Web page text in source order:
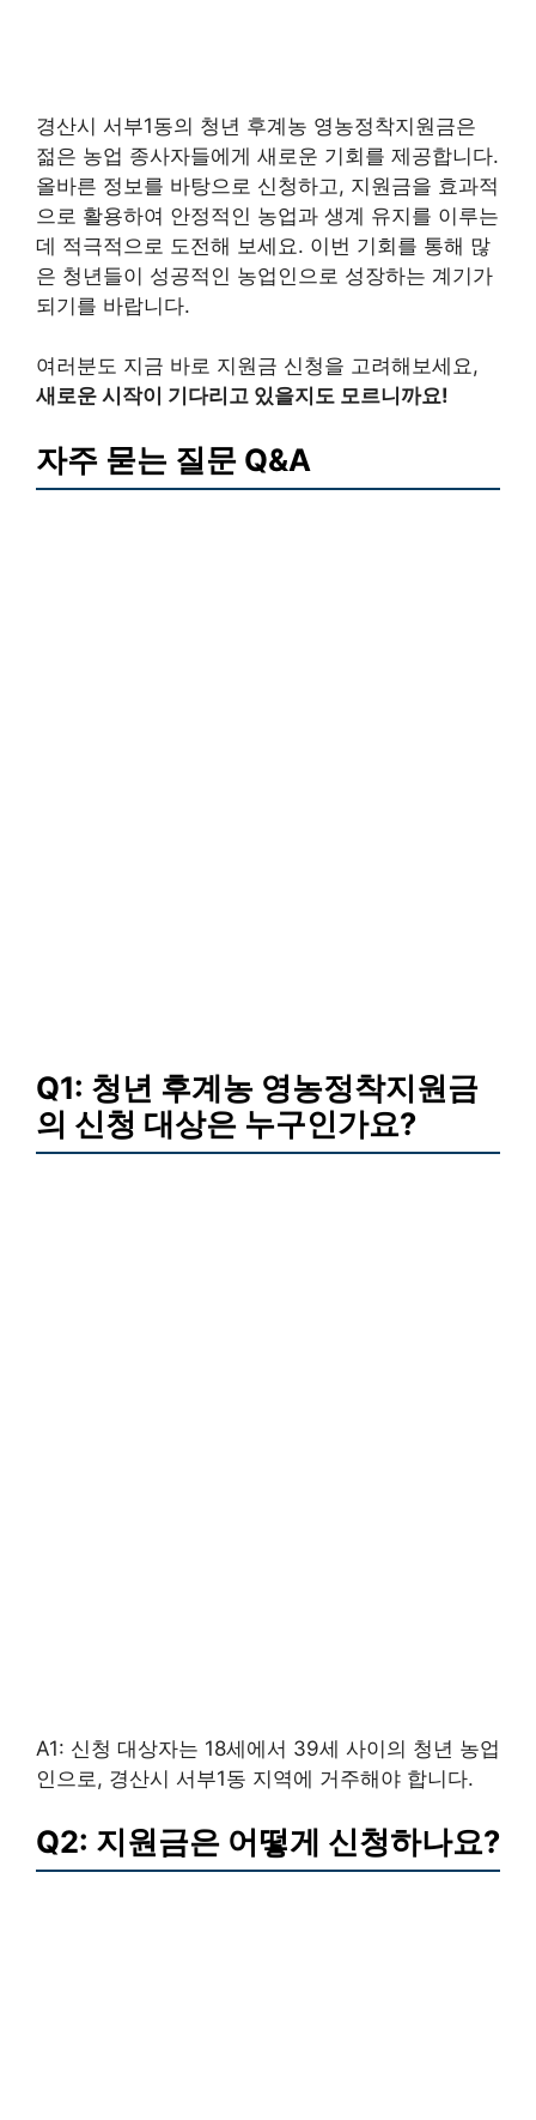
경산시 서부1동의 청년 후계농 영농정착지원금은
젊은 농업 종사자들에게 새로운 기회를 제공합니다.
올바른 정보를 바탕으로 신청하고, 지원금을 효과적
으로 활용하여 안정적인 농업과 생계 유지를 이루는
데 적극적으로 도전해 보세요. 이번 기회를 통해 많
은 청년들이 성공적인 농업인으로 성장하는 계기가
되기를 바랍니다.
여러분도 지금 바로 지원금 신청을 고려해보세요,
새로운 시작이 기다리고 있을지도 모르니까요!
자주 묻는 질문 Q&A
Q1: 청년 후계농 영농정착지원금
의 신청 대상은 누구인가요?
A1: 신청 대상자는 18세에서 39세 사이의 청년 농업
인으로, 경산시 서부1동 지역에 거주해야 합니다.
Q2: 지원금은 어떻게 신청하나요?